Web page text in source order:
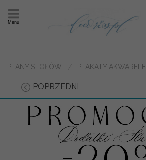
Menu
PLANY STOŁÓW PLAKATY AKWARELE
POPRZEDNI